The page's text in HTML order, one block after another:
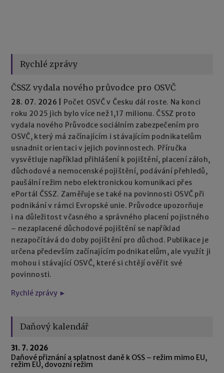
Rychlé zprávy
ČSSZ vydala nového průvodce pro OSVČ
28. 07. 2026
Počet OSVČ v Česku dál roste. Na konci
roku 2025 jich bylo více než 1,17 milionu. ČSSZ proto
vydala nového Průvodce sociálním zabezpečením pro
OSVČ, který má začínajícím i stávajícím podnikatelům
usnadnit orientaci v jejich povinnostech. Příručka
vysvětluje například přihlášení k pojištění, placení záloh,
důchodové a nemocenské pojištění, podávání přehledů,
paušální režim nebo elektronickou komunikaci přes
ePortál ČSSZ. Zaměřuje se také na povinnosti OSVČ při
podnikání v rámci Evropské unie. Průvodce upozorňuje
i na důležitost včasného a správného placení pojistného
– nezaplacené důchodové pojištění se například
nezapočítává do doby pojištění pro důchod. Publikace je
určena především začínajícím podnikatelům, ale využít ji
mohou i stávající OSVČ, které si chtějí ověřit své
povinnosti.
Rychlé zprávy ►
Daňový kalendář
31. 7. 2026
Daňové přiznání a splatnost daně k OSS – režim mimo EU,
režim EU, dovozní režim